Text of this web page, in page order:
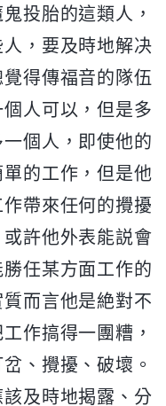
投胎的這類人，
，要及時地解决
得傳福音的隊伍
人可以，但是多
個人，即使他的
的工作，但是他
帶來任何的攪擾
許他外表能説會
任某方面工作的
而言他是絶對不
作搞得一團糟，
、攪擾、破壞。
及時地揭露、分